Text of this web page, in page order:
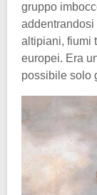
gruppo
addentrandosi
altipiani, fiumi
europei. Era
possibile solo